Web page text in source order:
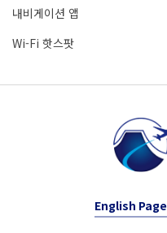
내비게이션 앱
Wi-Fi 핫스팟
English Page